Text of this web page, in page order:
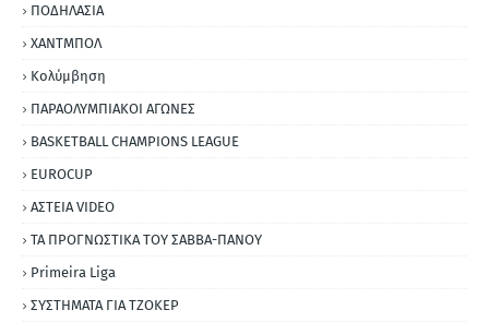
ΠΟΔΗΛΑΣΙΑ
ΧΑΝΤΜΠΟΛ
Κολύμβηση
ΠΑΡΑΟΛΥΜΠΙΑΚΟΙ ΑΓΩΝΕΣ
BASKETBALL CHAMPIONS LEAGUE
EUROCUP
ΑΣΤΕΙΑ VIDEO
ΤΑ ΠΡΟΓΝΩΣΤΙΚΑ ΤΟΥ ΣΑΒΒΑ-ΠΑΝΟΥ
Primeira Liga
ΣΥΣΤΗΜΑΤΑ ΓΙΑ ΤΖΟΚΕΡ